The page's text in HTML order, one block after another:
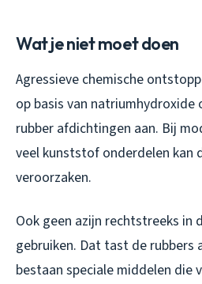
Wat je niet moet doen
Agressieve chemische
op basis van
rubber afdichtingen aan. Bij
veel kunststof onderdelen kan
veroorzaken.
Ook geen azijn rechtstreeks in
gebruiken. Dat tast de rubbers
bestaan speciale middelen die